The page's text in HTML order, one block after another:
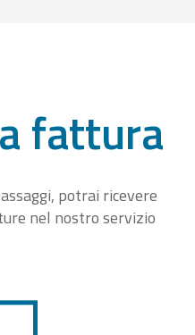
fattura
potrai ricevere
nel nostro servizio